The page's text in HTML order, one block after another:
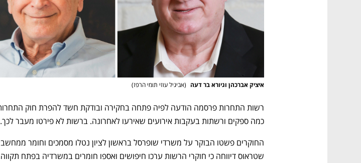
איציק אברכהן וגיורא בר דעה (אביגיל עוזי תומי הרפז)
כמה ספקים ורשתות בעקבות אירועים שאירעו לאחרונה. ברשות לא פירטו מעבר לכך.